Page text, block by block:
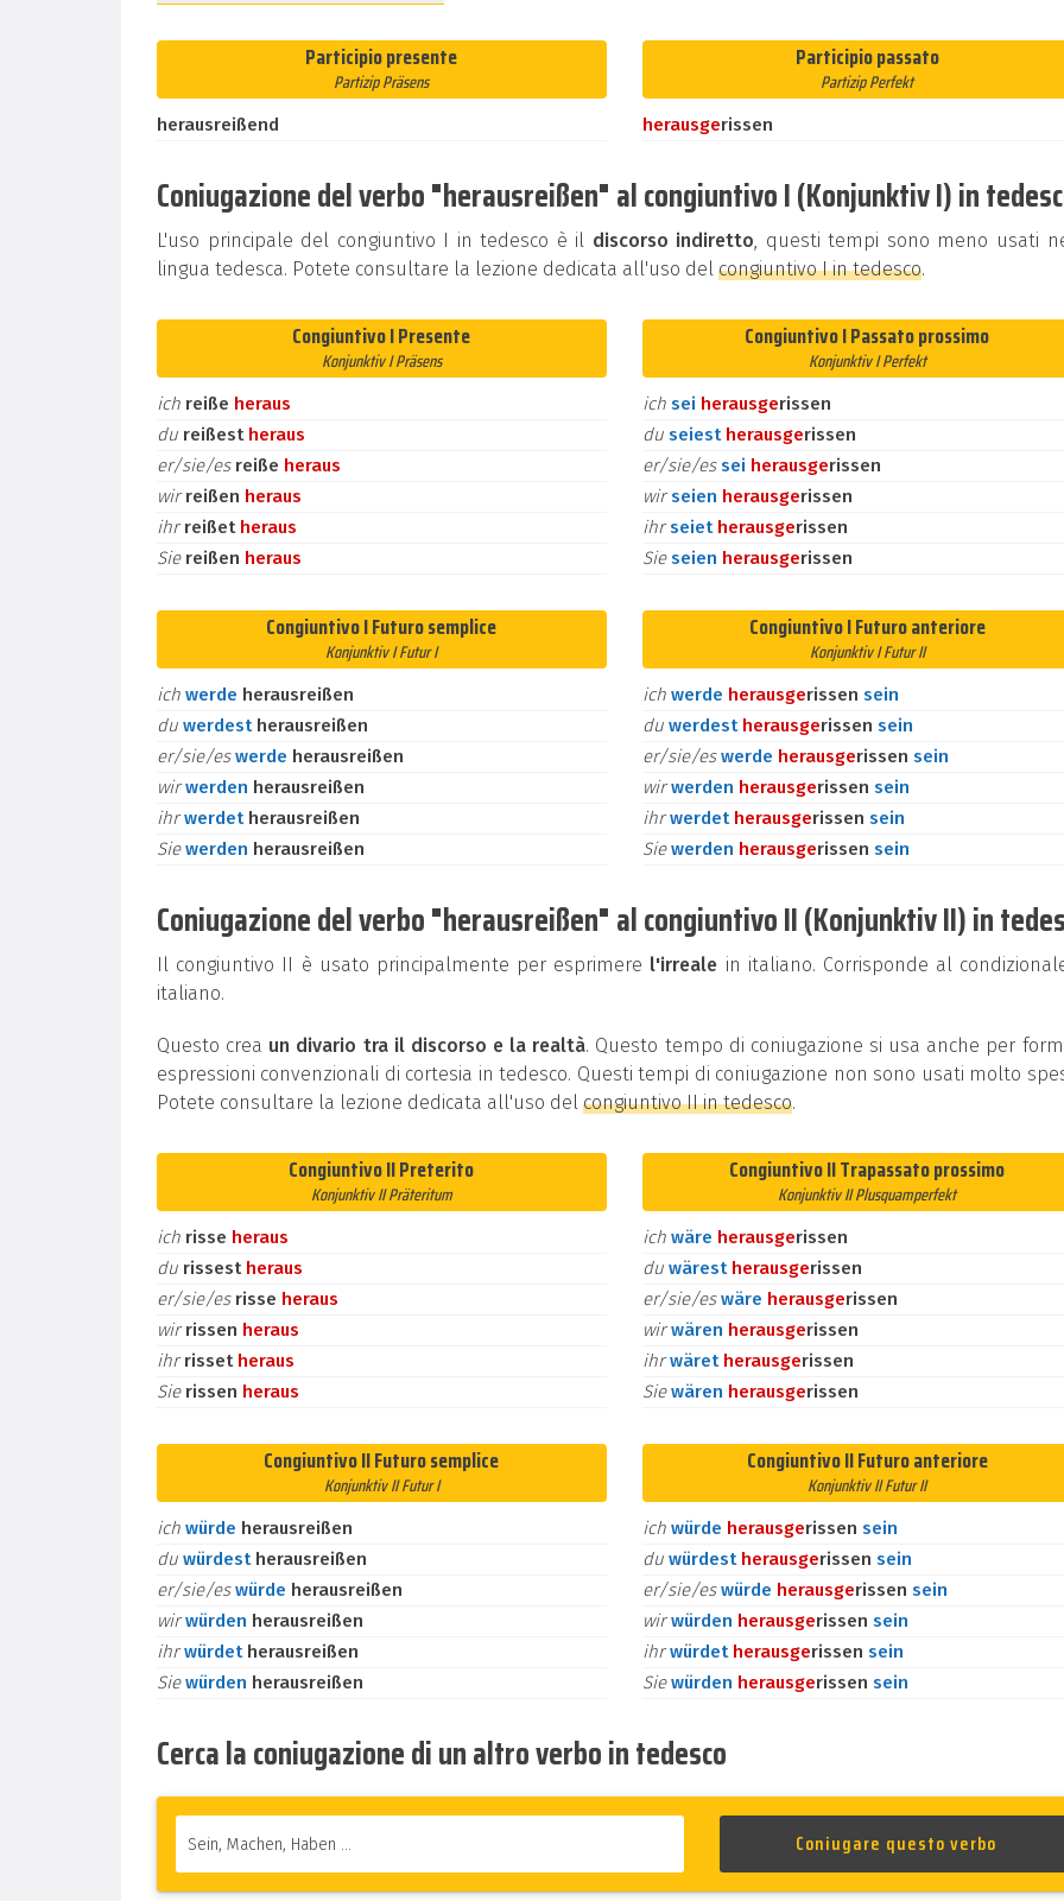
Participio presente
Partizip Präsens
herausreißend
Participio passato
Partizip Perfekt
herausgerissen
Coniugazione del verbo "herausreißen" al congiuntivo I (Konjunktiv I) in
L'uso principale del congiuntivo I in tedesco è il discorso indiretto, questi tempi sono meno usati
lingua tedesca. Potete consultare la lezione dedicata all'uso del congiuntivo I in tedesco.
Congiuntivo I Presente
Konjunktiv I Präsens
ich reiße heraus
du reißest heraus
er/sie/es reiße heraus
wirreißen heraus
ihrreißet heraus
Sie reißen heraus
Congiuntivo I Passato prossimo
Konjunktiv I Perfekt
ich sei herausgerissen
du seiest herausgerissen
er/sie/essei herausgerissen
wirseien herausgerissen
ihrseiet herausgerissen
Sieseien herausgerissen
Congiuntivo I Futuro semplice
Konjunktiv I Futur I
ich werde herausreißen
du werdest herausreißen
er/sie/eswerde herausreißen
wirwerden herausreißen
ihrwerdet herausreißen
Siewerden herausreißen
Congiuntivo I Futuro anteriore
Konjunktiv I Futur II
ich werde herausgerissen sein
du werdest herausgerissen sein
er/sie/eswerde herausgerissen sein
wirwerden herausgerissen sein
ihrwerdet herausgerissen sein
Siewerden herausgerissen sein
Coniugazione del verbo "herausreißen" al congiuntivo II (Konjunktiv II) in
Il congiuntivo II è usato principalmente per esprimere l'irreale in italiano. Corrisponde al
italiano.
Questo crea un divario tra il discorso e la realtà. Questo tempo di coniugazione si usa anche per
espressioni convenzionali di cortesia in tedesco. Questi tempi di coniugazione non sono usati molto
Potete consultare la lezione dedicata all'uso del congiuntivo II in tedesco.
Congiuntivo II Preterito
Konjunktiv II Präteritum
ich risse heraus
du rissest heraus
er/sie/es risse heraus
wirrissen heraus
ihrrisset heraus
Sie rissen heraus
Congiuntivo II Trapassato prossimo
Konjunktiv II Plusquamperfekt
ich wäre herausgerissen
du wärest herausgerissen
er/sie/eswäre herausgerissen
wirwären herausgerissen
ihrwäret herausgerissen
Siewären herausgerissen
Congiuntivo II Futuro semplice
Konjunktiv II Futur I
ich würde herausreißen
du würdest herausreißen
er/sie/eswürde herausreißen
wirwürden herausreißen
ihrwürdet herausreißen
Siewürden herausreißen
Congiuntivo II Futuro anteriore
Konjunktiv II Futur II
ich würde herausgerissen sein
du würdest herausgerissen sein
er/sie/eswürde herausgerissen sein
wirwürden herausgerissen sein
ihrwürdet herausgerissen sein
Siewürden herausgerissen sein
Cerca la coniugazione di un altro verbo in tedesco